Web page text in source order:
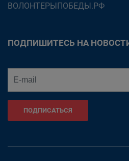
ВОЛОНТЕРЫПОБЕДЫ.РФ
ПОДПИШИТЕСЬ НА
ПОДПИСАТЬСЯ